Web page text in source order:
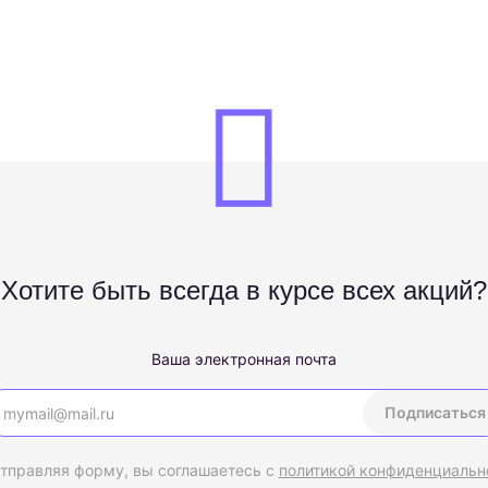
Хотите быть всегда в курсе всех акций?
Ваша электронная почта
Подписаться
форму, вы соглашаетесь с политикой